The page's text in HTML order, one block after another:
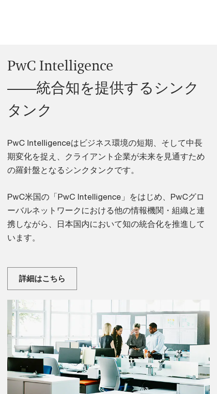
PwC Intelligence
――統合知を提供するシンク
タンク
PwC Intelligenceはビジネス環境の短期、そして中長
期変化を捉え、クライアント企業が未来を見通すため
の羅針盤となるシンクタンクです。
PwC米国の「PwC Intelligence」をはじめ、PwCグロ
ーバルネットワークにおける他の情報機関・組織と連
携しながら、日本国内において知の統合化を推進して
います。
詳細はこちら